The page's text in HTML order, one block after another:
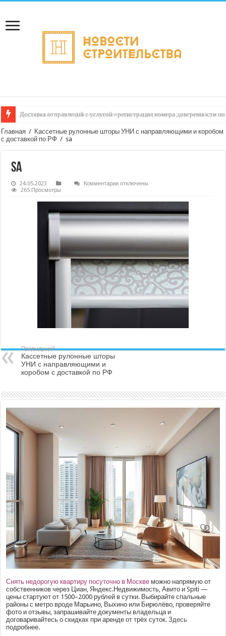
Доставка отправлений с услугой «регистрация номера доверенности
Курьерские услуги для магазинов товаров для ремонта: доставка
Главная / Кассетные рулонные шторы УНИ с направляющими и коробом
с доставкой по РФ / sa
sa
24.05.2023 Комментариикотключены
265 Просмотры
Предыдущий
Кассетные рулонные шторы
УНИ с направляющими и
коробом с доставкой по РФ
Снять недорогую квартиру посуточно в Москве можно напрямую от
собственников через Циан, Яндекс.Недвижимость, Авито и Spiti —
цены стартуют от 1500–2000 рублей в сутки. Выбирайте спальные
районы с метро вроде Марьино, Выхино или Бирюлёво, проверяйте
фото и отзывы, запрашивайте документы владельца и
договаривайтесь о скидках при аренде от трёх суток.Здесь
подробнее.